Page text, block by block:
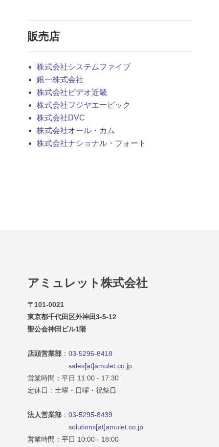
販売店
株式会社システムファイブ
銀一株式会社
株式会社ビデオ近畿
株式会社フジヤエービック
株式会社DVC
株式会社オール・カム
株式会社ナショナル・フォート
アミュレット株式会社
〒101-0021
東京都千代田区外神田3-5-12
聖公会神田ビル1階
店頭営業部 ： 03-5295-8418
sales[at]amulet.co.jp
営業時間：平日 11:00 - 17:30
定休日：土曜・日曜・祝祭日
法人営業部 ： 03-5295-8439
solutions[at]amulet.co.jp
営業時間：平日 10:00 - 18:00